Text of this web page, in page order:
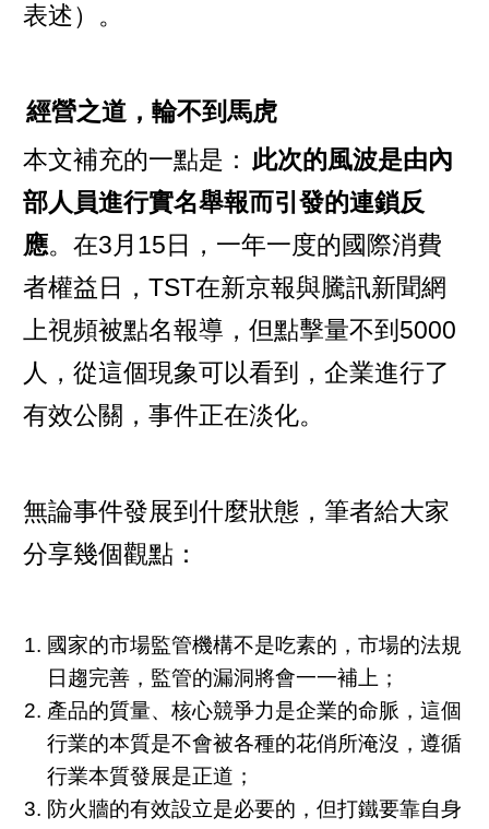
表述）。
經營之道，輪不到馬虎
本文補充的一點是： 此次的風波是由內
部人員進行實名舉報而引發的連鎖反
應。在3月15日，一年一度的國際消費
者權益日，TST在新京報與騰訊新聞網
上視頻被點名報導，但點擊量不到5000
人，從這個現象可以看到，企業進行了
有效公關，事件正在淡化。
無論事件發展到什麼狀態，筆者給大家
分享幾個觀點：
國家的市場監管機構不是吃素的，市場的法規
日趨完善，監管的漏洞將會一一補上；
產品的質量、核心競爭力是企業的命脈，這個
行業的本質是不會被各種的花俏所淹沒，遵循
行業本質發展是正道；
防火牆的有效設立是必要的，但打鐵要靠自身